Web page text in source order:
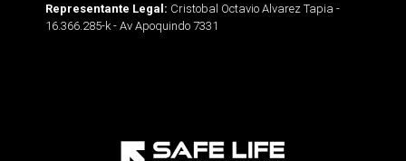
Representante Legal: Cristobal Octavio Alvarez Tapia -
16.366.285-k - Av Apoquindo 7331